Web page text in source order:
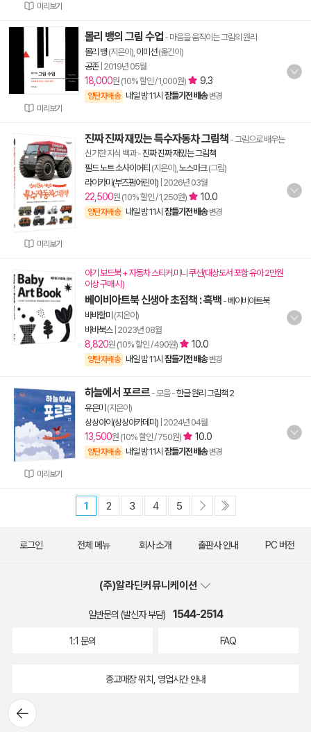
미리보기
미리보기
몰리 뱅의 그림 수업 - 마음을 움직이는 그림의 원리
몰리 뱅(지은이), 이미선(옮긴이)
공존| 2019년 05월
18,000원 (10% 할인 / 1,000원) 9.3
양탄자배송 내일 밤 11시 잠들기전 배송 변경
미리보기
진짜 진짜 재밌는 특수자동차 그림책 - 그림으로 배우는
신기한 지식 백과- 진짜 진짜 재밌는 그림책
필드 노트 소사이어티 (지은이), 노스마크(그림)
라이카미(부즈펌어린이) 2026년 03월
22,500원 (10% 할인 / 1,250원) 10.0
양탄자배송 내일 밤 11시 잠들기전 배송 변경
아기 보드북 + 자동차 스티커.미니 쿠션(대상도서 포함 유아 2만원
이상 구매 시)
베이비아트북 신생아 초점책 : 흑백 - 베이비아트북
바바할미 (지은이)
바바북스| 2023년 08월
8,820원 (10% 할인 / 490원) 10.0
양탄자배송 내일 밤 11시 잠들기전 배송 변경
미리보기
하늘에서 포르르 - 모음-한글 원리 그림책 2
유은미 (지은이)
상상아이(상상아카데미) 2024년 04월
13,500원 (10% 할인 / 750원) 10.0
양탄자배송 내일 밤 11시 잠들기전 배송 변경
1 2 3 4 5
뒤로가
기
로그인 전체 메뉴 회사 소개 출판사 안내 PC 버전
(주)알라딘커뮤니케이션
일반문의 (발신자 부담) 1544-2514
1:1 문의 FAQ
중고매장 위치, 영업시간 안내